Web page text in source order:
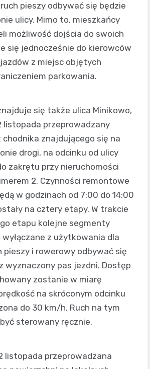
pieszy odbywać się będzie
ulicy. Mimo to, mieszkańcy
możliwość dojścia do swoich
się jednocześnie do kierowców
z miejsc objętych
parkowania.
się także ulica Minikowo,
listopada przeprowadzany
znajdującego się na
drogi, na odcinku od ulicy
zakrętu przy nieruchomości
2. Czynności remontowe
w godzinach od 7:00 do 14:00
na cztery etapy. W trakcie
etapu kolejne segmenty
z użytkowania dla
pieszy i rowerowy odbywać się
wyznaczony pas jezdni. Dostęp
zostanie w miarę
na skróconym odcinku
do 30 km/h. Ruch na tym
sterowany ręcznie.
listopada przeprowadzana